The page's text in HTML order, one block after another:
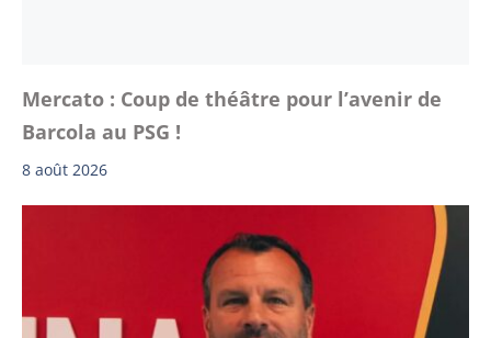
Mercato : Coup de théâtre pour l’avenir de
Barcola au PSG !
8 août 2026